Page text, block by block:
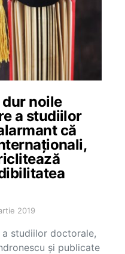
noile
a studiilor
că
2019
studiilor doctorale,
și publicate